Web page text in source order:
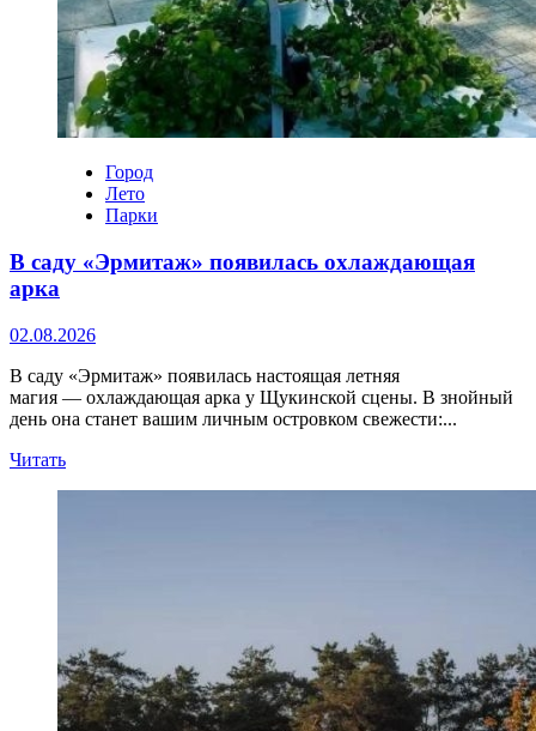
Город
Лето
Парки
В саду «Эрмитаж» появилась охлаждающая
арка
02.08.2026
В саду «Эрмитаж» появилась настоящая летняя
магия — охлаждающая арка у Щукинской сцены. В знойный
день она станет вашим личным островком свежести:...
ЧитатьПрочитать